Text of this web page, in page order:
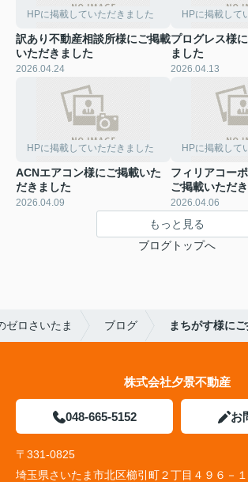
HPに掲載していただきました
訳あり不動産相談所様にご掲載
いただきました
2026.04.24
HPに掲載して
プログレス様
ました
2026.04.13
HPに掲載していただきました
ACNエアコン様にご掲載いた
だきました
2026.04.09
HPに掲載して
フィリアコー
ご掲載いただ
2026.04.06
もっと見る
ブログトップへ
ゼロさいたま ブログ まちがす様に
株式会社夕景不動産
048-665-5152 お
〒331-0825
埼玉県さいたま市北区櫛引町２丁目４９６－１